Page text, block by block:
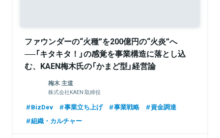
ファウンダーの“火種”を200億円の“火炎”へ
──「キタキタ！」の感覚を事業構造に落とし込
む、KAEN梅木氏の「かまど型」経営論
【FastGrowジョニーが聞く】
梅木 主道
株式会社KAEN 取締役
BizDev 事業立ち上げ 事業戦略
資金調達
組織・カルチャー